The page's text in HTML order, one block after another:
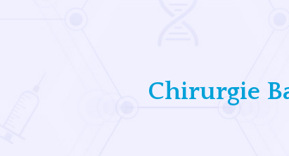
Chirurgie